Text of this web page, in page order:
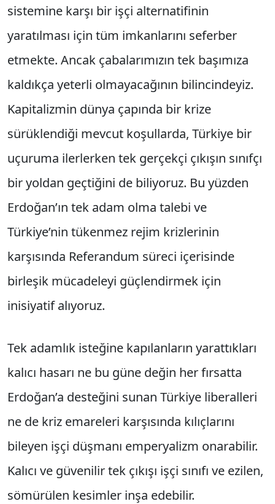
sistemine karşı bir işçi alternatifinin
yaratılması için tüm imkanlarını seferber
etmekte. Ancak çabalarımızın tek başımıza
kaldıkça yeterli olmayacağının bilincindeyiz.
Kapitalizmin dünya çapında bir krize
sürüklendiği mevcut koşullarda, Türkiye bir
uçuruma ilerlerken tek gerçekçi çıkışın sınıfçı
bir yoldan geçtiğini de biliyoruz. Bu yüzden
Erdoğan’ın tek adam olma talebi ve
Türkiye’nin tükenmez rejim krizlerinin
karşısında Referandum süreci içerisinde
birleşik mücadeleyi güçlendirmek için
inisiyatif alıyoruz.
Tek adamlık isteğine kapılanların yarattıkları
kalıcı hasarı ne bu güne değin her fırsatta
Erdoğan’a desteğini sunan Türkiye liberalleri
ne de kriz emareleri karşısında kılıçlarını
bileyen işçi düşmanı emperyalizm onarabilir.
Kalıcı ve güvenilir tek çıkışı işçi sınıfı ve ezilen,
sömürülen kesimler inşa edebilir.